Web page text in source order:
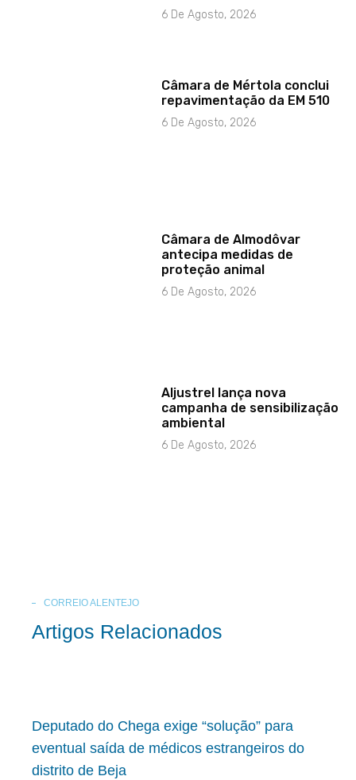
6 De Agosto, 2026
Câmara de Mértola conclui
repavimentação da EM 510
6 De Agosto, 2026
Câmara de Almodôvar
antecipa medidas de
proteção animal
6 De Agosto, 2026
Aljustrel lança nova
campanha de sensibilização
ambiental
6 De Agosto, 2026
CORREIO ALENTEJO
Artigos Relacionados
Deputado do Chega exige “solução” para
eventual saída de médicos estrangeiros do
distrito de Beja